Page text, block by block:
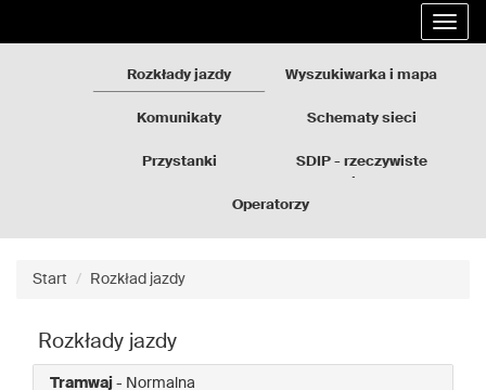
Rozkłady jazdy Wyszukiwarka i mapa
Komunikaty Schematy sieci
Przystanki
SDIP - rzeczywiste
Operatorzy
Start Rozkład jazdy
Rozkłady jazdy
Tramwaj - Normalna